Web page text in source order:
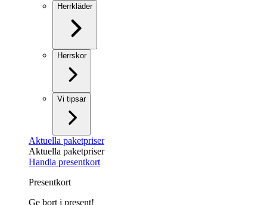
Herrkläder
Herrskor
Vi tipsar
Aktuella paketpriser
Aktuella paketpriser
Handla presentkort
Presentkort
Ge bort i present!